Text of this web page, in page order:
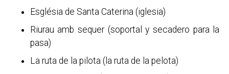
Església de Santa Caterina (iglesia)
Riurau amb sequer (soportal y secadero para la
pasa)
La ruta de la pilota (la ruta de la pelota)